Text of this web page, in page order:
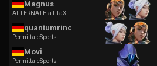
Magnus
ALTERNATE aTTaX
quantumrino
Permitta eSports
Movi
Permitta eSports